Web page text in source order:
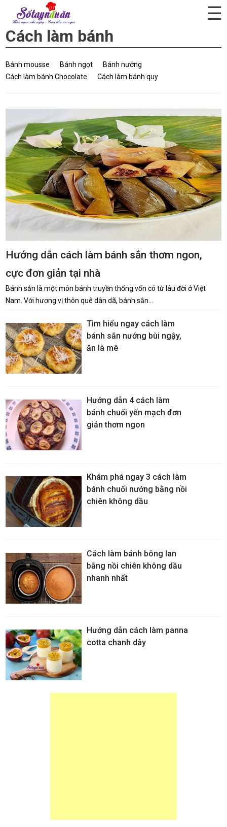
☰
Cách làm bánh
Bánh mousse Bánh ngọt
Bánh nướng
Cách làm bánh Chocolate
Cách làm bánh quy
Hướng dẫn cách làm bánh sắn thơm ngon,
cực đơn giản tại nhà
Bánh sắn là một món bánh truyền thống vốn có từ lâu đời ở Việt
Nam. Với hương vị thôn quê dân dã, bánh sắn…
Tìm hiểu ngay cách làm
bánh sắn nướng bùi ngậy,
ăn là mê
Hướng dẫn 4 cách làm
bánh chuối yến mạch đơn
giản thơm ngon
Khám phá ngay 3 cách làm
bánh chuối nướng bằng nồi
chiên không dầu
Cách làm bánh bông lan
bằng nồi chiên không dầu
nhanh nhất
Hướng dẫn cách làm panna
cotta chanh dây